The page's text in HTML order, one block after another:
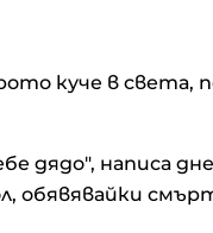
куче в света,
дядо", написа
обявявайки